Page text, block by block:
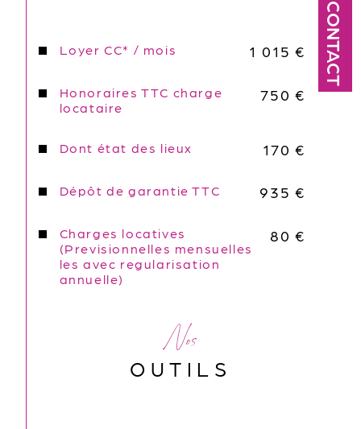
CONTACT
Loyer CC* / mois 1 015 €
Honoraires TTC charge
locataire
750 €
Dont état des lieux 170 €
Dépôt de garantie TTC 935 €
Charges locatives
(Previsionnelles mensuelles
les avec regularisation
annuelle)
80 €
Nos
OUTILS